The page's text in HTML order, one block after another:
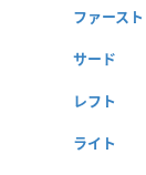
ファースト
サード
レフト
ライト